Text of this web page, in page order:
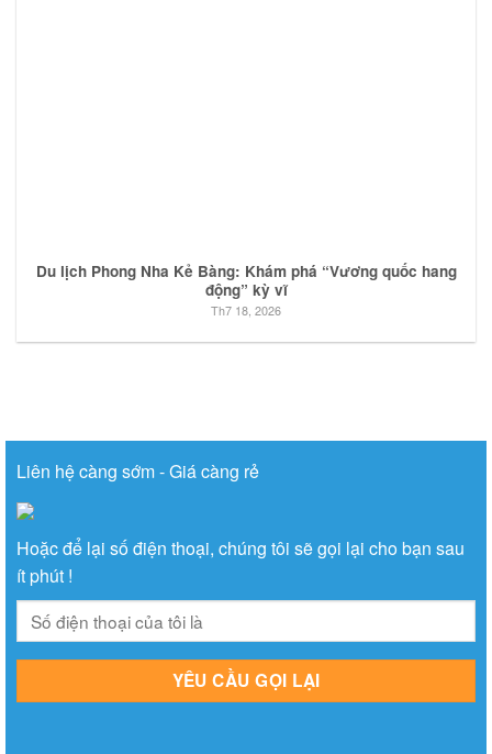
Du lịch Phong Nha Kẻ Bàng: Khám phá “Vương quốc hang
động” kỳ vĩ
Th7 18, 2026
Liên hệ càng sớm - Giá càng rẻ
Hoặc để lại số điện thoại, chúng tôi sẽ gọi lại cho bạn sau
ít phút !